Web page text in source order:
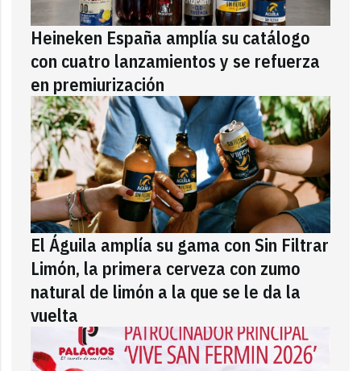
Heineken España amplía su catálogo
con cuatro lanzamientos y se refuerza
en premiurización
El Águila amplía su gama con Sin Filtrar
Limón, la primera cerveza con zumo
natural de limón a la que se le da la
vuelta